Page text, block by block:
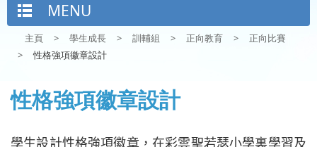
MENU
主頁 > 學生成長 > 訓輔組 > 正向教育 >
正向比賽
>
性格強項徽章設計
性格強項徽章設計
學生設計性格強項徽章，在彩雲聖若瑟小學裏學習及